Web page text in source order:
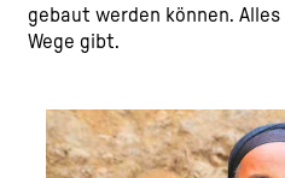
gebaut werden können.
Wege gibt.